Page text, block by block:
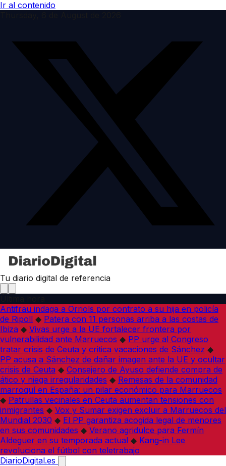
Ir al contenido
Tu diario digital de referencia
Antifrau indaga a Orriols por contrato a su hija en policía
de Ripoll ◆ Patera con 11 personas arriba a las costas de
Ibiza ◆ Vivas urge a la UE fortalecer frontera por
vulnerabilidad ante Marruecos ◆ PP urge al Congreso
tratar crisis de Ceuta y critica vacaciones de Sánchez ◆
PP acusa a Sánchez de dañar imagen ante la UE y ocultar
crisis de Ceuta ◆ Consejero de Ayuso defiende compra de
ático y niega irregularidades ◆ Remesas de la comunidad
marroquí en España: un pilar económico para Marruecos
◆ Patrullas vecinales en Ceuta aumentan tensiones con
inmigrantes ◆ Vox y Sumar exigen excluir a Marruecos del
Mundial 2030 ◆ El PP garantiza acogida legal de menores
en sus comunidades ◆ Verano agridulce para Fermín
Aldeguer en su temporada actual ◆ Kang-in Lee
revoluciona el fútbol con teletrabajo
DiarioDigital.es